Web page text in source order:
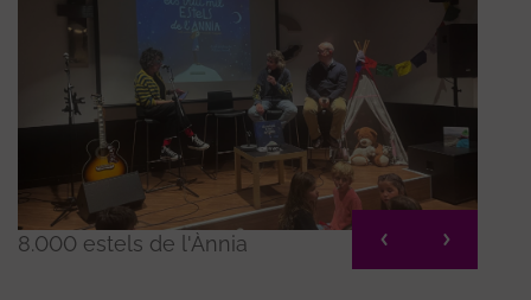
8.000 estels de l'Ànnia